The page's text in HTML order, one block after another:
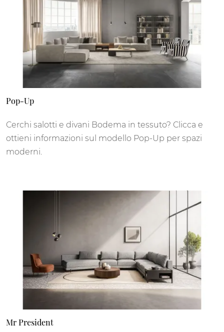
Pop-Up
Cerchi salotti e divani Bodema in tessuto? Clicca e
ottieni informazioni sul modello Pop-Up per spazi
moderni.
Mr President